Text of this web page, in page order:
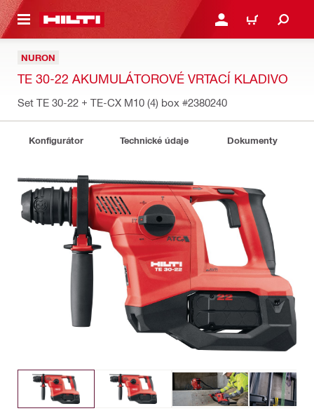
HLAVNÍ OBSAH PŘIHLÁSIT NEBO
KOŠÍK
NURON
TE 30-22 AKUMULÁTOROVÉ VRTACÍ KLADIVO
Set TE 30-22 + TE-CX M10 (4) box #2380240
Konfigurátor Technické údaje Dokumenty